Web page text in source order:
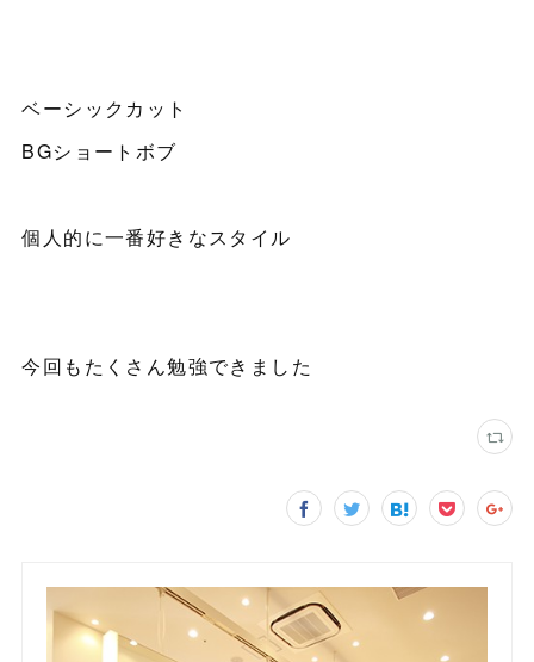
ベーシックカット
BGショートボブ
個人的に一番好きなスタイル
今回もたくさん勉強できました